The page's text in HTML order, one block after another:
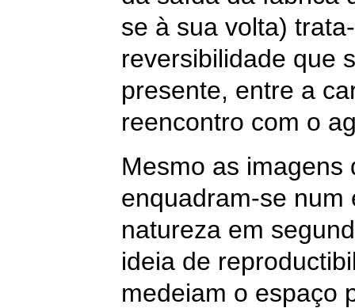
se à sua volta)
reversibilidade que
presente, entre a
reencontro com o
Mesmo as imagens
enquadram-se num
natureza em
ideia de
medeiam o espaço